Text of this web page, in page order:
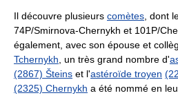
Il découvre plusieurs comètes , dont
74P/Smirnova-Chernykh et 101P/
également, avec son épouse et
Tchernykh , un très grand nombre d'
(2867) Šteins et l'astéroïde troyen
(2325) Chernykh a été nommé en